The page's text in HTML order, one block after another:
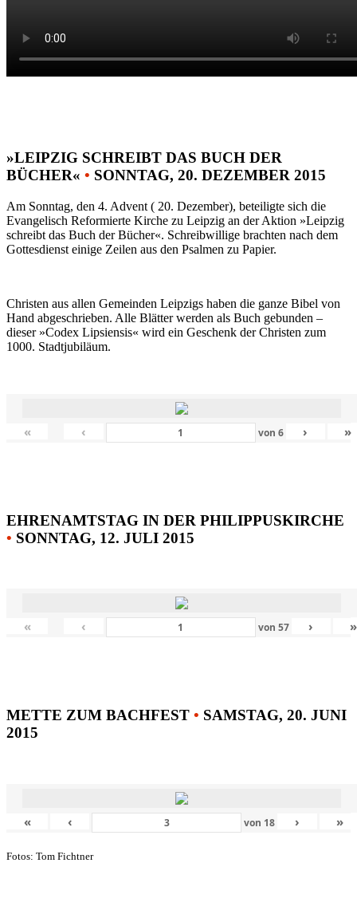
»LEIPZIG SCHREIBT DAS BUCH DER
BÜCHER« • SONNTAG, 20. DEZEMBER 2015
Am Sonntag, den 4. Advent ( 20. Dezember), beteiligte sich die
Evangelisch Reformierte Kirche zu Leipzig an der Aktion »Leipzig
schreibt das Buch der Bücher«. Schreibwillige brachten nach dem
Gottesdienst einige Zeilen aus den Psalmen zu Papier.
Christen aus allen Gemeinden Leipzigs haben die ganze Bibel von
Hand abgeschrieben. Alle Blätter werden als Buch gebunden –
dieser »Codex Lipsiensis« wird ein Geschenk der Christen zum
1000. Stadtjubiläum.
« ‹ von 6 › »
EHRENAMTSTAG IN DER PHILIPPUSKIRCHE
• SONNTAG, 12. JULI 2015
« ‹ von 57 › »
METTE ZUM BACHFEST • SAMSTAG, 20. JUNI
2015
« ‹ von 18 › »
Fotos: Tom Fichtner